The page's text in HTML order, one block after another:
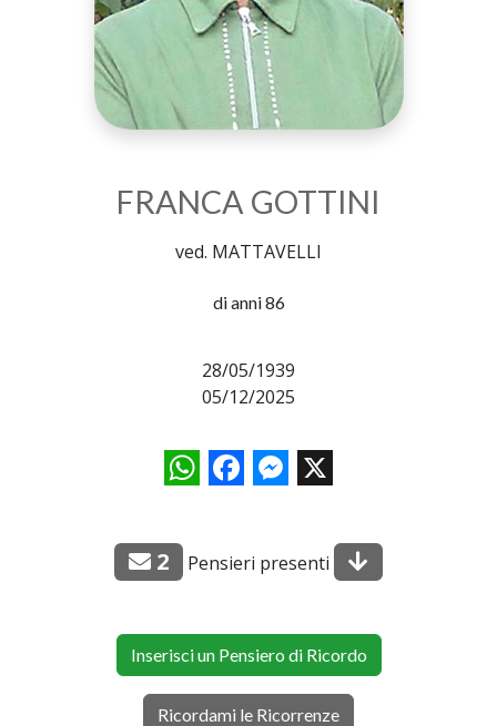
FRANCA GOTTINI
ved. MATTAVELLI
di anni 86
28/05/1939
05/12/2025
WhatsAppFacebookMessenger
X
2 Pensieri presenti
Inserisci un Pensiero di Ricordo
Ricordami le Ricorrenze